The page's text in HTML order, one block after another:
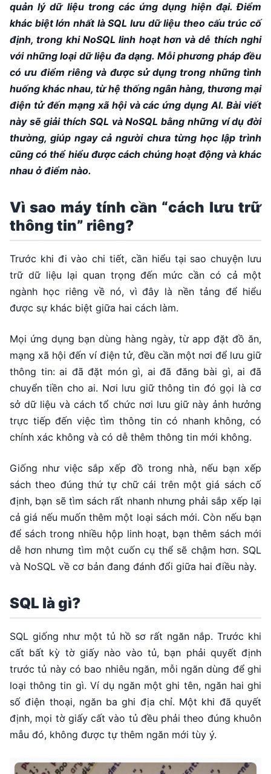
quản lý dữ liệu trong các ứng dụng hiện đại. Điểm
khác biệt lớn nhất là SQL lưu dữ liệu theo cấu trúc cố
định, trong khi NoSQL linh hoạt hơn và dễ thích nghi
với những loại dữ liệu đa dạng. Mỗi phương pháp đều
có ưu điểm riêng và được sử dụng trong những tình
huống khác nhau, từ hệ thống ngân hàng, thương mại
điện tử đến mạng xã hội và các ứng dụng AI. Bài viết
này sẽ giải thích SQL và NoSQL bằng những ví dụ đời
thường, giúp ngay cả người chưa từng học lập trình
cũng có thể hiểu được cách chúng hoạt động và khác
nhau ở điểm nào.
Vì sao máy tính cần “cách lưu trữ
thông tin” riêng?
Trước khi đi vào chi tiết, cần hiểu tại sao chuyện lưu
trữ dữ liệu lại quan trọng đến mức cần có cả một
ngành học riêng về nó, vì đây là nền tảng để hiểu
được sự khác biệt giữa hai cách làm.
Mọi ứng dụng bạn dùng hàng ngày, từ app đặt đồ ăn,
mạng xã hội đến ví điện tử, đều cần một nơi để lưu giữ
thông tin: ai đã đặt món gì, ai đã đăng bài gì, ai đã
chuyển tiền cho ai. Nơi lưu giữ thông tin đó gọi là cơ
sở dữ liệu và cách tổ chức nơi lưu giữ này ảnh hưởng
trực tiếp đến việc tìm thông tin có nhanh không, có
chính xác không và có dễ thêm thông tin mới không.
Giống như việc sắp xếp đồ trong nhà, nếu bạn xếp
sách theo đúng thứ tự chữ cái trên một giá sách cố
định, bạn sẽ tìm sách rất nhanh nhưng phải sắp xếp lại
cả giá nếu muốn thêm một loại sách mới. Còn nếu bạn
để sách trong nhiều hộp linh hoạt, bạn thêm sách mới
dễ hơn nhưng tìm một cuốn cụ thể sẽ chậm hơn. SQL
và NoSQL về cơ bản đang đánh đổi giữa hai điều này.
SQL là gì?
SQL giống như một tủ hồ sơ rất ngăn nắp. Trước khi
cất bất kỳ tờ giấy nào vào tủ, bạn phải quyết định
trước tủ này có bao nhiêu ngăn, mỗi ngăn dùng để ghi
loại thông tin gì. Ví dụ ngăn một ghi tên, ngăn hai ghi
số điện thoại, ngăn ba ghi địa chỉ. Một khi đã quyết
định, mọi tờ giấy cất vào tủ đều phải theo đúng khuôn
mẫu đó, không được tự thêm ngăn mới tùy ý.